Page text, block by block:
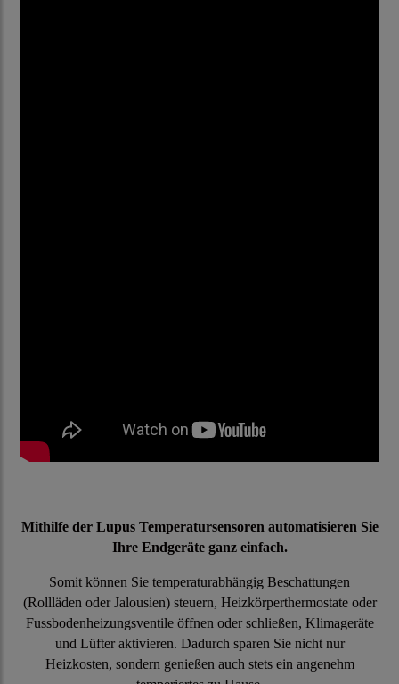
Mithilfe der Lupus Temperatursensoren automatisieren Sie
Ihre Endgeräte ganz einfach.
Somit können Sie temperaturabhängig Beschattungen
(Rollläden oder Jalousien) steuern, Heizkörperthermostate oder
Fussbodenheizungsventile öffnen oder schließen, Klimageräte
und Lüfter aktivieren. Dadurch sparen Sie nicht nur
Heizkosten, sondern genießen auch stets ein angenehm